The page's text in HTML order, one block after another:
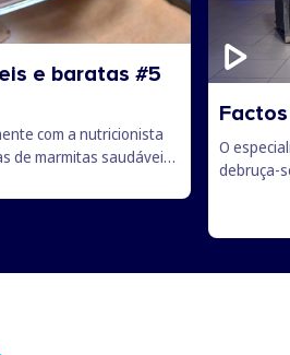
e baratas #5
com a nutricionista
de marmitas saudáveis
O
debruça-
branca,